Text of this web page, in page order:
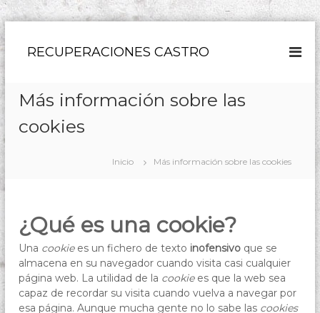
S
t
o
RECUPERACIONES CASTRO
Más información sobre las
cookies
Inicio Más información sobre las cookies
¿Qué es una cookie?
Una cookiees un fichero de texto inofensivo que se
almacena en su navegador cuando visita casi cualquier
página web. La utilidad de la cookiees que la web sea
capaz de recordar su visita cuando vuelva a navegar por
esa página. Aunque mucha gente no lo sabe las cookies